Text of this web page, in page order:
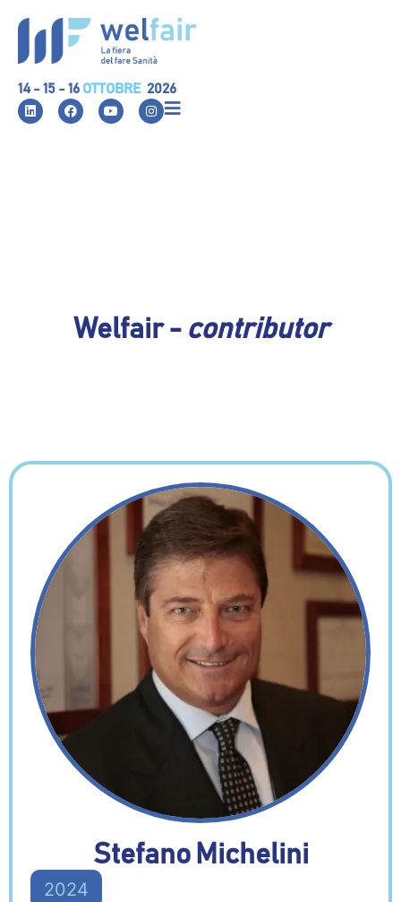
14 - 15 - 16 OTTOBRE 2026
Welfair -contributor
Stefano Michelini
2024